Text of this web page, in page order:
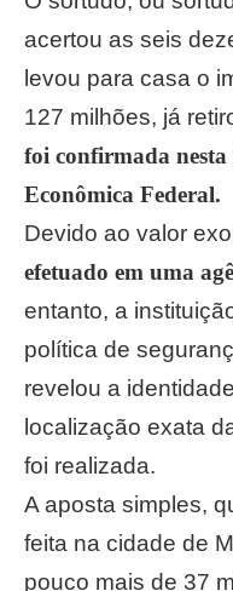
acertou as seis
levou para casa o
127 milhões, já
foi confirmada
Econômica Federal.
Devido ao valor
efetuado em uma
entanto, a
política de
revelou a
localização exata
foi realizada.
A aposta simples,
feita na cidade de
pouco mais de 37